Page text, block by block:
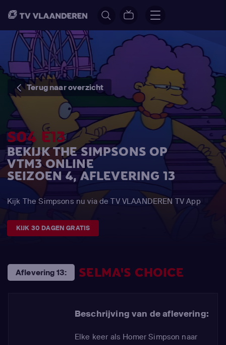
Terug naar overzicht
S04 E13
BEKIJK THE SIMPSONS OP
VTM3 ONLINE
SEIZOEN 4, AFLEVERING 13
Kijk The Simpsons nu via de TV VLAANDEREN TV App
KIJK 30 DAGEN GRATIS
Aflevering 13: SELMA'S CHOICE
Beschrijving van de aflevering:
Elke keer als Homer Simpson naar